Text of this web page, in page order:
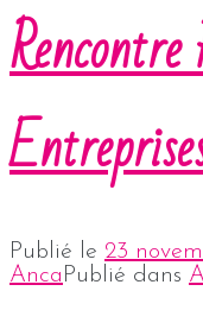
Publié le 23
Anca Publié dans